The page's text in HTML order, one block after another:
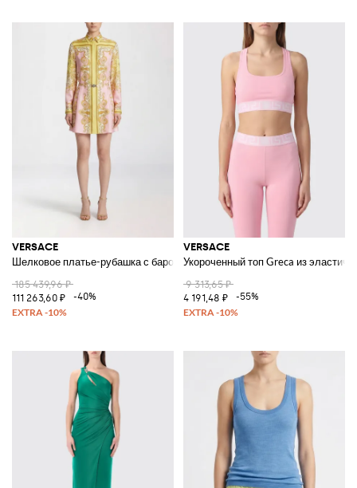
VERSACE
Шелковое платье-рубашка с барочным принтом
185 439,96 ₽
111 263,60 ₽
-40%
VERSACE
Укороченный топ Greca из
9 313,65 ₽
4 191,48 ₽
-55%